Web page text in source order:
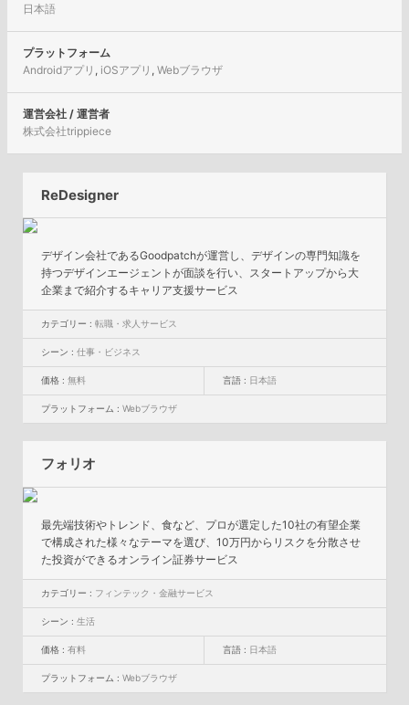
日本語
プラットフォーム
Androidアプリ , iOSアプリ ,Webブラウザ
運営会社 / 運営者
株式会社trippiece
ReDesigner
デザイン会社であるGoodpatchが運営し、デザインの専門知識を
持つデザインエージェントが面談を行い、スタートアップから大
企業まで紹介するキャリア支援サービス
カテゴリー :転職・求人サービス
シーン :仕事・ビジネス
価格 :無料 言語 : 日本語
プラットフォーム :Webブラウザ
フォリオ
最先端技術やトレンド、食など、プロが選定した10社の有望企業
で構成された様々なテーマを選び、10万円からリスクを分散させ
た投資ができるオンライン証券サービス
カテゴリー : フィンテック・金融サービス
シーン :生活
価格 :有料 言語 : 日本語
プラットフォーム :Webブラウザ